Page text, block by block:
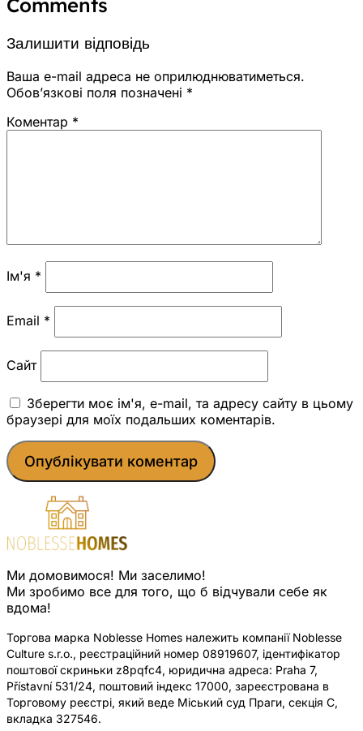
Comments
Залишити відповідь
Ваша e-mail адреса не оприлюднюватиметься.
Обов’язкові поля позначені *
Коментар *
Ім'я *
Email *
Сайт
Зберегти моє ім'я, e-mail, та адресу сайту в цьому
браузері для моїх подальших коментарів.
Ми домовимося! Ми заселимо!
Ми зробимо все для того, що б відчували себе як
вдома!
Торгова марка Noblesse Homes належить компанії Noblesse
Culture s.r.o., реєстраційний номер 08919607, ідентифікатор
поштової скриньки z8pqfc4, юридична адреса: Praha 7,
Přístavní 531/24, поштовий індекс 17000, зареєстрована в
Торговому реєстрі, який веде Міський суд Праги, секція C,
вкладка 327546.